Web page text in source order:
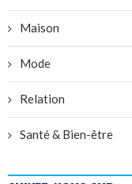
Maison
Mode
Relation
Santé & Bien-être